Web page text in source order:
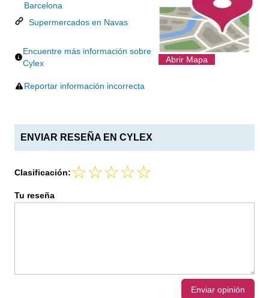
Barcelona
Supermercados en Navas
Encuentre más información sobre
Cylex
Reportar información incorrecta
Abrir Mapa
ENVIAR RESEÑA EN CYLEX
Clasificación:
Tu reseña
Enviar opinión